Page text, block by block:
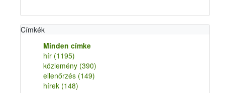
Címkék
Minden címke
hír (1195)
közlemény (390)
ellenőrzés (149)
hírek (148)